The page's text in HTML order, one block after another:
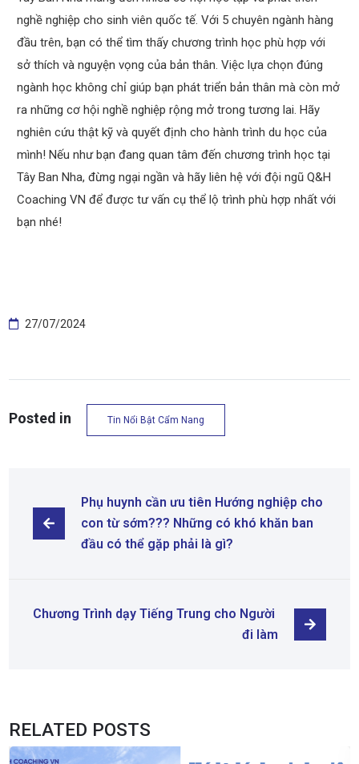
nghề nghiệp cho sinh viên quốc tế. Với 5 chuyên ngành hàng
đầu trên, bạn có thể tìm thấy chương trình học phù hợp với
sở thích và nguyện vọng của bản thân. Việc lựa chọn đúng
ngành học không chỉ giúp bạn phát triển bản thân mà còn mở
ra những cơ hội nghề nghiệp rộng mở trong tương lai. Hãy
nghiên cứu thật kỹ và quyết định cho hành trình du học của
mình! Nếu như bạn đang quan tâm đến chương trình học tại
Tây Ban Nha, đừng ngại ngần và hãy liên hệ với đội ngũ Q&H
Coaching VN để được tư vấn cụ thể lộ trình phù hợp nhất với
bạn nhé!
27/07/2024
Posted in Tin Nổi Bật Cẩm Nang
Phụ huynh cần ưu tiên Hướng nghiệp cho
con từ sớm??? Những có khó khăn ban
đầu có thể gặp phải là gì?
Chương Trình dạy Tiếng Trung cho Người
đi làm
RELATED POSTS